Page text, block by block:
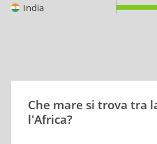
India
Che mare si trova tra
l'Africa?